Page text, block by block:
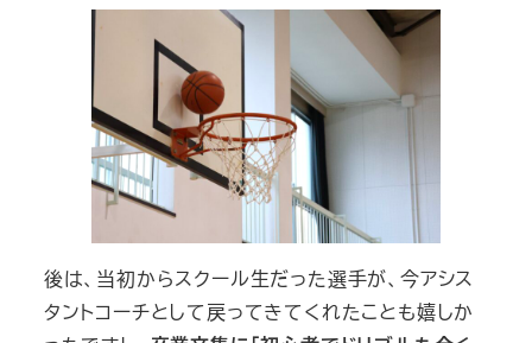
後は、当初からスクール生だった選手が、今アシス
タントコーチとして戻ってきてくれたことも嬉しか